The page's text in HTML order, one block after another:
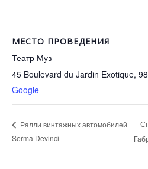
МЕСТО ПРОВЕДЕНИЯ
Театр Муз
45 Boulevard du Jardin Exotique,
Google
Ралли винтажных автомобилей
Serma Devinci